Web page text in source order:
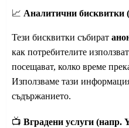
📈 Аналитични бисквитки
Тези бисквитки събират
как потребителите
посещават, колко време
Използваме тази
съдържанието.
📺 Вградени услуги (напр.